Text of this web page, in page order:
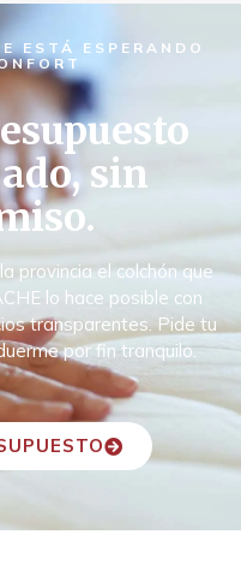
ESTÁ ESPERANDO
sin
provincia el colchón que
lo hace posible con
transparentes. Pide tu
por fin tranquilo.